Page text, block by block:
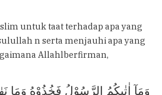
untuk taat terhadap apa yang
n serta menjauhi apa yang
Allahlberfirman,